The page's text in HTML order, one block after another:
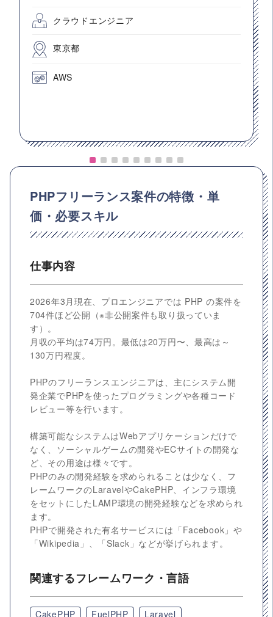
クラウドエンジニア
東京都
AWS
PHPフリーランス案件の特徴・単
価・必要スキル
仕事内容
2026年3月現在、プロエンジニアでは PHP の案件を
704件ほど公開（※非公開案件も取り扱っていま
す）。
月収の平均は74万円。最低は20万円〜、最高は～
130万円程度。
PHPのフリーランスエンジニアは、主にシステム開
発企業でPHPを使ったプログラミングや各種コード
レビュー等を行います。
構築可能なシステムはWebアプリケーションだけで
なく、ソーシャルゲームの開発やECサイトの開発な
ど、その用途は様々です。
PHPのみの開発経験を求められることは少なく、フ
レームワークのLaravelやCakePHP、インフラ環境
をセットにしたLAMP環境の開発経験などを求められ
ます。
PHPで開発された有名サービスには「Facebook」や
「Wikipedia」、「Slack」などが挙げられます。
関連するフレームワーク・言語
CakePHP FuelPHP Laravel